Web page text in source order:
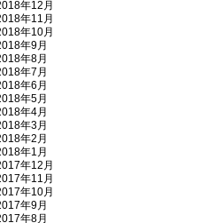
年12月
年11月
年10月
年9月
年8月
年7月
年6月
年5月
年4月
年3月
年2月
年1月
年12月
年11月
年10月
年9月
年8月